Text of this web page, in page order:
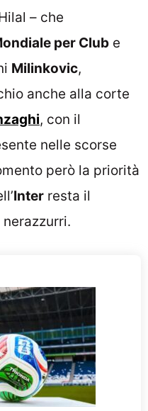
– che
per Club e
Milinkovic,
anche alla corte
, con il
nelle scorse
però la priorità
Inter resta il